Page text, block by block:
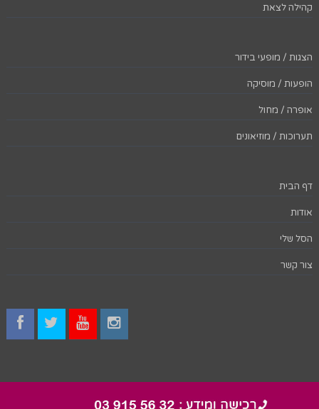
קהילה לצאת
הצגות / מופעי בידור
הופעות / מוסיקה
אופרה / מחול
תערוכות / מוזיאונים
דף הבית
אודות
הסל שלי
צור קשר